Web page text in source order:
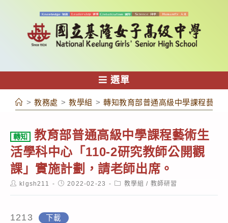
容
選單
> 教務處 > 教學組 > 轉知教育部普通高級中學課程藝術
轉知
教育部普通高級中學課程藝術生
活學科中心「110-2研究教師公開觀
課」實施計劃，請老師出席。
Postklgsh211
Post2022-02-23
Post教學組 / 教師研習
1213 下載